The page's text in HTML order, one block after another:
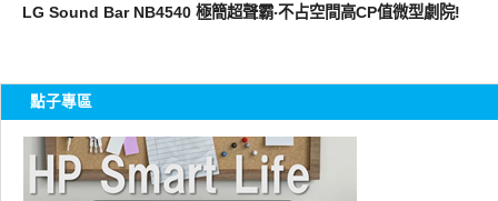
LG Sound Bar NB4540 極簡超聲霸‧不占空間高CP值微型劇院!
點子專區